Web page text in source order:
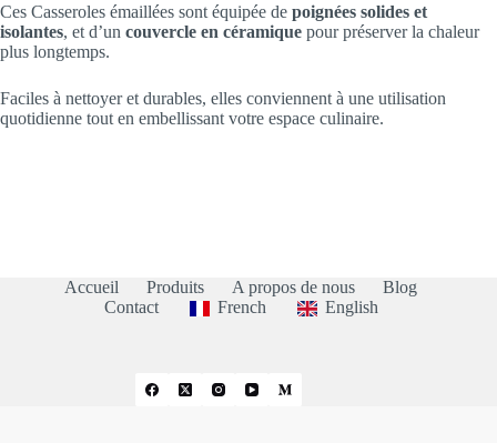
Ces Casseroles émaillées sont équipée de poignées solides et
isolantes, et d’un couvercle en céramique pour préserver la chaleur
plus longtemps.
Faciles à nettoyer et durables, elles conviennent à une utilisation
quotidienne tout en embellissant votre espace culinaire.
Accueil Produits A propos de nous
Blog
Contact
French English